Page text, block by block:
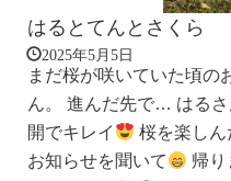
はるとてんとさくら
2025年5月5日
まだ桜が咲いていた頃の
ん。 進んだ先で… はる
開でキレイ
桜を楽し
お知らせを聞いて
帰